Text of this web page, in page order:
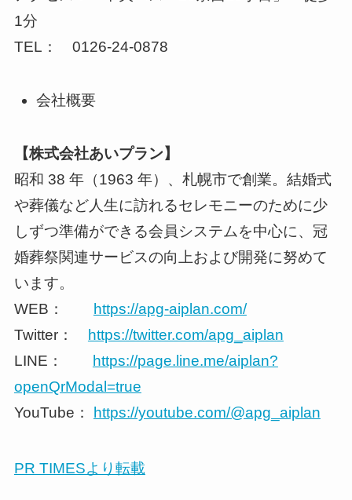
1分
TEL： 0126-24-0878
会社概要
【株式会社あいプラン】
昭和 38 年（1963 年）、札幌市で創業。結婚式
や葬儀など人生に訪れるセレモニーのために少
しずつ準備ができる会員システムを中心に、冠
婚葬祭関連サービスの向上および開発に努めて
います。
WEB：
https://apg-aiplan.com/
Twitter：
https://twitter.com/apg_aiplan
LINE：
https://page.line.me/aiplan?
openQrModal=true
YouTube：
https://youtube.com/@apg_aiplan
PR TIMESより転載